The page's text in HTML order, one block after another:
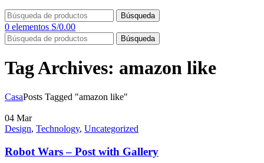
Búsqueda
0 elementos S/0.00
Búsqueda
Tag Archives: amazon like
CasaPosts Tagged "amazon like"
04 Mar
Design, Technology, Uncategorized
Robot Wars – Post with Gallery